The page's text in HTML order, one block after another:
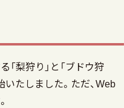
梨狩り」と「ブドウ狩
いたしました。ただ、Web